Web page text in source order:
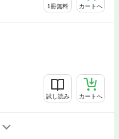
1冊無料 カートへ
試し読み カートへ